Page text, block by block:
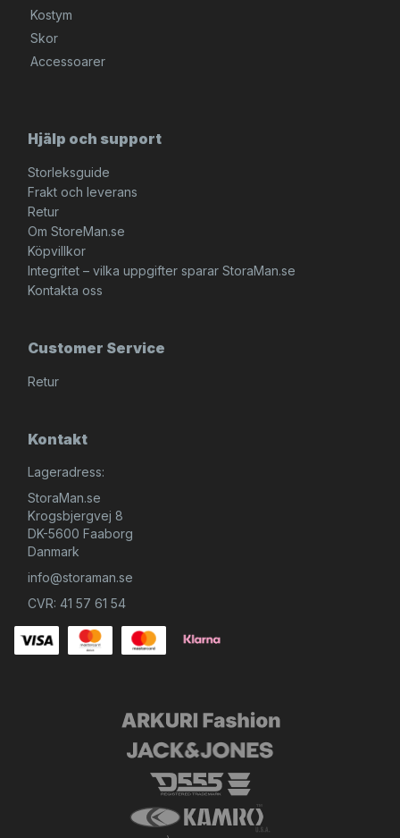
Kostym
Skor
Accessoarer
Hjälp och support
Storleksguide
Frakt och leverans
Retur
Om StoreMan.se
Köpvillkor
Integritet – vilka uppgifter sparar StoraMan.se
Kontakta oss
Customer Service
Retur
Kontakt
Lageradress:
StoraMan.se
Krogsbjergvej 8
DK-5600 Faaborg
Danmark
info@storaman.se
CVR: 41 57 61 54